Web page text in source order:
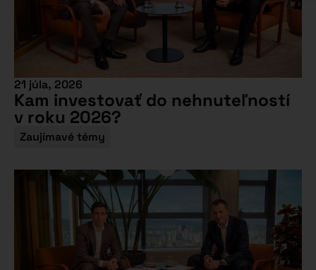
21 júla, 2026
Kam investovať do nehnuteľností
v roku 2026?
Zaujímavé témy